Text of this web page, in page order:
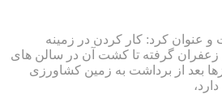
عنوان کرد: کار کردن در زمینه
زعفران گرفته تا کشت آن در سالن های
بعد از برداشت به زمین کشاورزی